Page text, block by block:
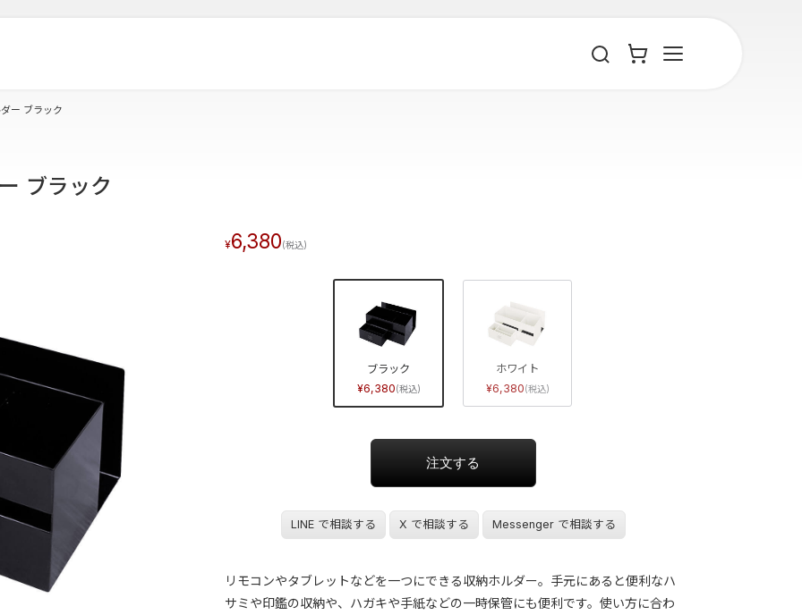
ー ブラック
ブラック
6,380
ブラック
6,380
ホワイト
6,380
LINE で相談する X で相談する Messenger で相談する
リモコンやタブレットなどを一つにできる収納ホルダー。手元にあると便利なハ
サミや印鑑の収納や、ハガキや手紙などの一時保管にも便利です。使い方に合わ